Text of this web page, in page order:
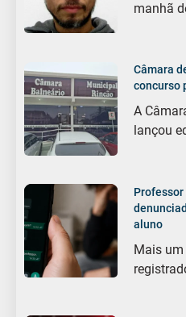
manhã
Câmara
concurso
A
lançou
aluno
Mais um